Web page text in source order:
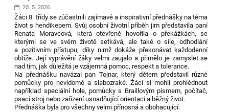
Králové:
20. 5. 2026
Žáci 8. třídy se zúčastnili zajímavé a inspirativní přednášky na téma
život s hendikepem. Svůj osobní životní příběh jim představila paní
Renata Moravcová, která otevřeně hovořila o překážkách, se
kterými se ve svém životě setkává, ale také o síle, odhodlání
a pozitivním přístupu, díky nimž dokáže překonávat každodenní
obtíže. Její vyprávění žáky velmi zaujalo a přimělo je zamyslet se
nad tím, jak důležitá je vzájemná pomoc, respekt a tolerance.
Na přednášku navázal pan Tojnar, který dětem představil různé
pomůcky pro nevidomé a slabozraké. Žáci si mohli prohlédnout
například speciální hole, pomůcky s Braillovým písmem, počítač,
psací stroj nebo zařízení usnadňující orientaci a běžný život.
Přednáška byla pro všechny velmi přínosná a obohacující.